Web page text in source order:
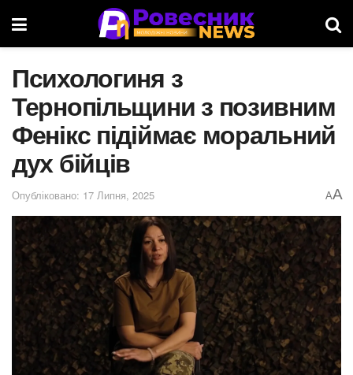
Психологиня з
Тернопільщини з позивним
Фенікс підіймає моральний
дух бійців
Опубліковано: 17 Липня, 2025 AA